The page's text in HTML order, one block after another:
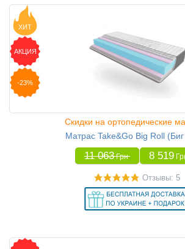
ХИТ
АКЦИЯ
-23%
Скидки на ортопедические
Матрас Take&Go Big Roll
11 063 Грн 8 519
Отзывы: 5